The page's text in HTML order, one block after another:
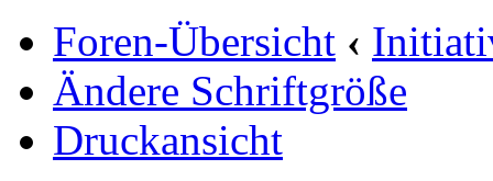
Foren-Übersicht ‹
Ändere Schriftgröße
Druckansicht